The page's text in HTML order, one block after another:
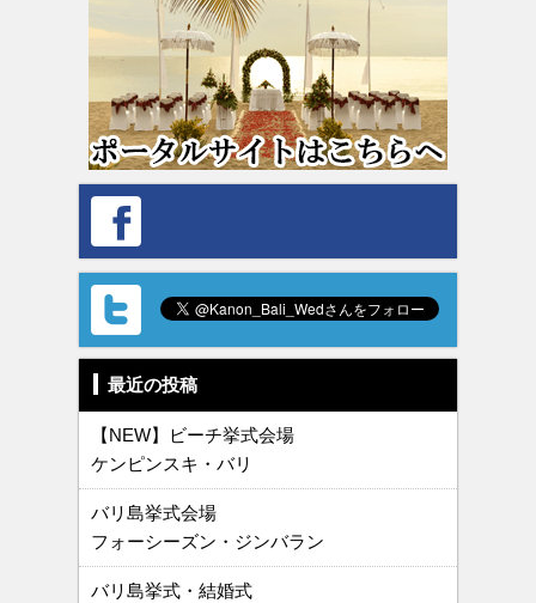
最近の投稿
【NEW】ビーチ挙式会場
ケンピンスキ・バリ
バリ島挙式会場
フォーシーズン・ジンバラン
バリ島挙式・結婚式